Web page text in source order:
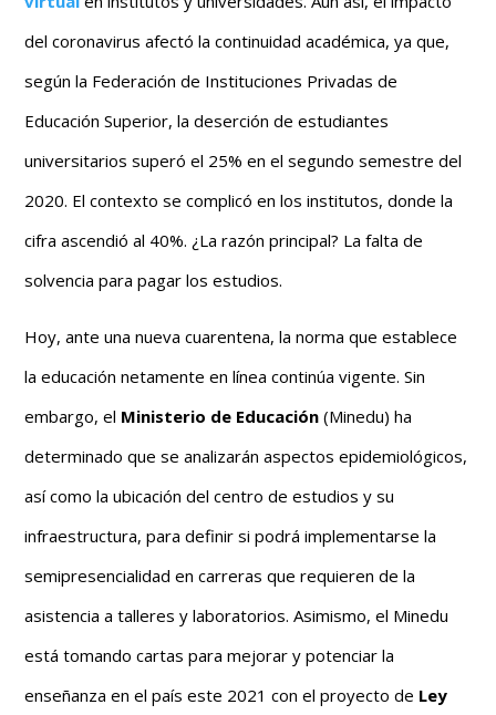
del coronavirus afectó la continuidad académica, ya que,
según la Federación de Instituciones Privadas de
Educación Superior, la deserción de estudiantes
universitarios superó el 25% en el segundo semestre del
2020. El contexto se complicó en los institutos, donde la
cifra ascendió al 40%. ¿La razón principal? La falta de
solvencia para pagar los estudios.
Hoy, ante una nueva cuarentena, la norma que establece
la educación netamente en línea continúa vigente. Sin
embargo, el Ministerio de Educación (Minedu) ha
determinado que se analizarán aspectos epidemiológicos,
así como la ubicación del centro de estudios y su
infraestructura, para definir si podrá implementarse la
semipresencialidad en carreras que requieren de la
asistencia a talleres y laboratorios. Asimismo, el Minedu
está tomando cartas para mejorar y potenciar la
enseñanza en el país este 2021 con el proyecto de Ley